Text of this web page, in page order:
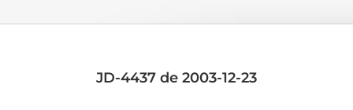
JD-4437 de 2003-12-23